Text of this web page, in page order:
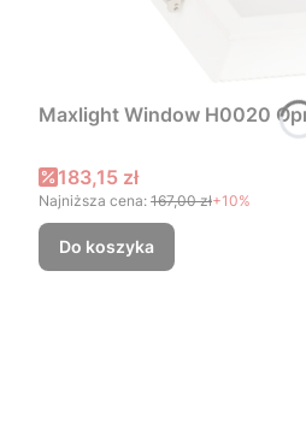
Maxlight Window H0020
Cena promocyjna
183,15 zł
Najniższa cena: 167,00 zł+10%
Do koszyka